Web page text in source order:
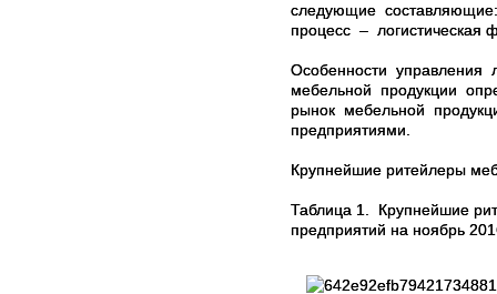
следующие
процесс – логистическая
Особенности управления
мебельной продукции
рынок мебельной
предприятиями.
Крупнейшие ритейлеры
Таблица 1. Крупнейшие
предприятий на ноябрь